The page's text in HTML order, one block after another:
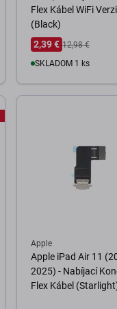
Flex Kábel WiFi
(Black)
2,39 € 12,98 €
SKLADOM 1 ks
Apple
Apple iPad Air 11
2025) - Nabíjací
Flex Kábel